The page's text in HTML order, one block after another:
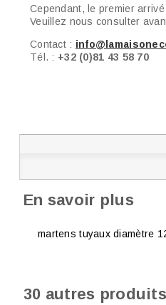
Cependant, le premier
Veuillez nous consulter
Contact :
Tél. : +32 (0)81 43 58 70
En savoir plus
martens tuyaux diamètre
30 autres